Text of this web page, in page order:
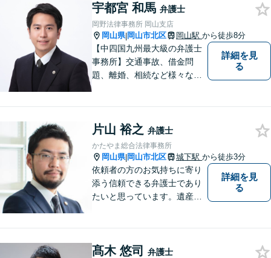
んなささいなことでも構いま
せん。お気軽にご相談くださ
い。【土曜日も受付可能】
【専用駐車場あり】
宇都宮 和馬 弁護士
岡野法律事務所 岡山支店
岡山県|岡山市北区 岡山駅 から徒歩8分
【中四国九州最大級の弁護士
事務所】交通事故、借金問
題、離婚、相続など様々な問
い！
詳細を見
る
片山 裕之 弁護士
かたやま総合法律事務所
岡山県|岡山市北区 城下駅 から徒歩3分
依頼者の方のお気持ちに寄り
添う信頼できる弁護士であり
たいと思っています。遺産分
にご相談ください。
詳細を見
る
髙木 悠司 弁護士